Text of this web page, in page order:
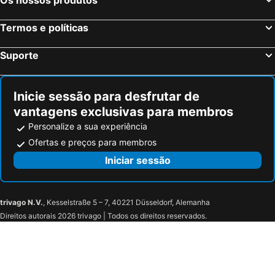
Termos e políticas
Suporte
Inicie sessão para desfrutar de
vantagens exclusivas para membros
Personalize a sua experiência
Ofertas e preços para membros
Iniciar sessão
trivago N.V., Kesselstraße 5 – 7, 40221 Düsseldorf, Alemanha
Direitos autorais 2026 trivago | Todos os direitos reservados.